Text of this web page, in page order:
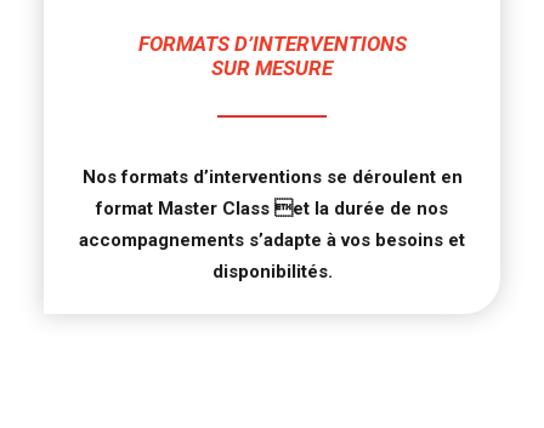
FORMATS D’INTERVENTIONS
SUR MESURE
Nos formats d’interventions se déroulent en
format Master Class et la durée de nos
accompagnements s’adapte à vos besoins et
disponibilités.